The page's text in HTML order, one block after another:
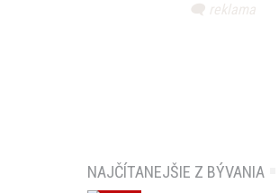
NAJČÍTANEJŠIE Z BÝVANIA